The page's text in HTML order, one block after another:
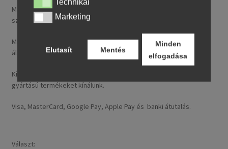
Magyarországra általában 4–5 munkanapon belül szállítunk. A
szállítási díj rendelésenként 14,95 € / ~ 5737 HUF.
Minden nálunk feltüntetett ár tartalmazza a magyarországi
általános forgalmi adót (ÁFA).
Kizárólag új, folyó gyártásból származó, legfeljebb 24 hónapos
gyártású termékeket kínálunk.
Visa, MasterCard, Google Pay, Apple Pay és banki átutalás.
Választ:
TechnikaiTechnikai
MarketingMarketing
Elutasít Mentés
Minden
elfogadása